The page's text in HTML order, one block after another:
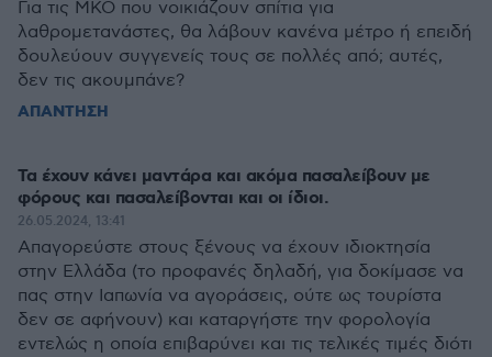
Για τις ΜΚΟ που νοικιάζουν σπίτια για
λαθρομετανάστες, θα λάβουν κανένα μέτρο ή επειδή
δουλεύουν συγγενείς τους σε πολλές από; αυτές,
δεν τις ακουμπάνε?
ΑΠΑΝΤΗΣΗ
Τα έχουν κάνει μαντάρα και ακόμα πασαλείβουν με
φόρους και πασαλείβονται και οι ίδιοι.
26.05.2024, 13:41
Απαγορεύστε στους ξένους να έχουν ιδιοκτησία
στην Ελλάδα (το προφανές δηλαδή, για δοκίμασε να
πας στην Ιαπωνία να αγοράσεις, ούτε ως τουρίστα
δεν σε αφήνουν) και καταργήστε την φορολογία
εντελώς η οποία επιβαρύνει και τις τελικές τιμές διότι